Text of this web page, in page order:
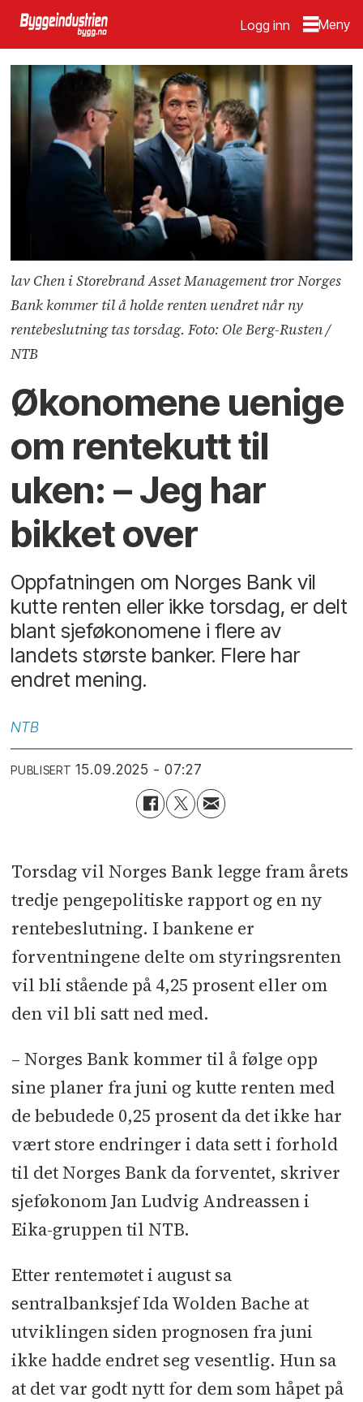
Logg inn
lav Chen i Storebrand Asset Management tror Norges
Bank kommer til å holde renten uendret når ny
rentebeslutning tas torsdag. Foto: Ole Berg-Rusten /
NTB
Økonomene uenige
om rentekutt til
uken: – Jeg har
bikket over
Oppfatningen om Norges Bank vil
kutte renten eller ikke torsdag, er delt
blant sjeføkonomene i flere av
landets største banker. Flere har
endret mening.
NTB
PUBLISERT 15.09.2025 - 07:27
Torsdag vil Norges Bank legge fram årets
tredje pengepolitiske rapport og en ny
rentebeslutning. I bankene er
forventningene delte om styringsrenten
vil bli stående på 4,25 prosent eller om
den vil bli satt ned med.
– Norges Bank kommer til å følge opp
sine planer fra juni og kutte renten med
de bebudede 0,25 prosent da det ikke har
vært store endringer i data sett i forhold
til det Norges Bank da forventet, skriver
sjeføkonom Jan Ludvig Andreassen i
Eika-gruppen til NTB.
Etter rentemøtet i august sa
sentralbanksjef Ida Wolden Bache at
utviklingen siden prognosen fra juni
ikke hadde endret seg vesentlig. Hun sa
at det var godt nytt for dem som håpet på